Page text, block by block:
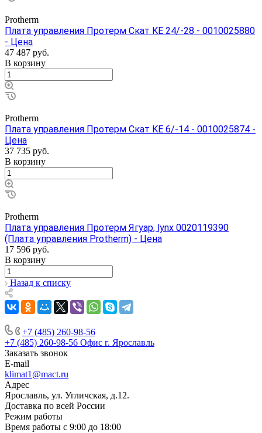
Protherm
Плата управления Протерм Скат KE 24/-28 - 0010025880
- Цена
47 487 руб.
В корзину
Protherm
Плата управления Протерм Скат KE 6/-14 - 0010025874 -
Цена
37 735 руб.
В корзину
Protherm
Плата управления Протерм Ягуар, lynx 0020119390
(Плата управления Protherm) - Цена
17 596 руб.
В корзину
Назад к списку
+7 (485) 260-98-56
+7 (485) 260-98-56 Офис г. Ярославль
Заказать звонок
E-mail
klimat1@mact.ru
Адрес
Ярославль, ул. Угличская, д.12.
Доставка по всей России
Режим работы
Время работы с 9:00 до 18:00